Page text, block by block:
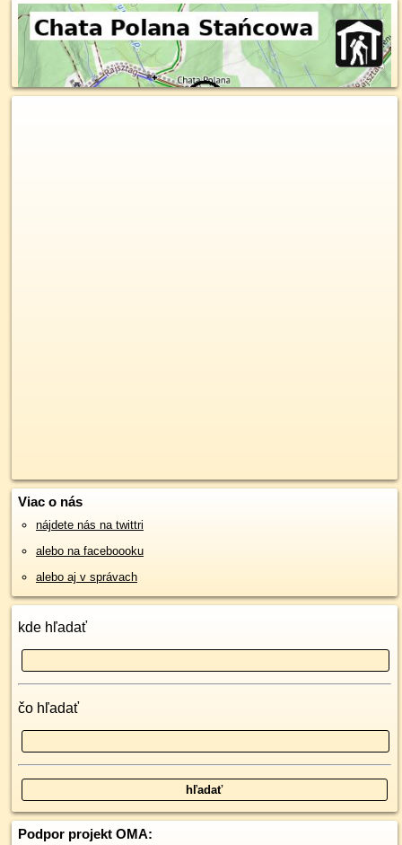
Viac o nás
nájdete nás na twittri
alebo na faceboooku
alebo aj v správach
kde hľadať
čo hľadať
Podpor projekt OMA: